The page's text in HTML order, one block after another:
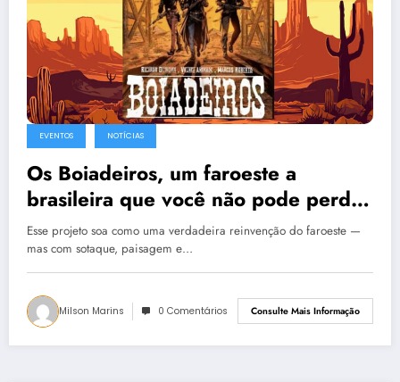
EVENTOS NOTÍCIAS
Os Boiadeiros, um faroeste a
brasileira que você não pode perder
– no Catarse
Esse projeto soa como uma verdadeira reinvenção do faroeste —
mas com sotaque, paisagem e…
Milson Marins 0 Comentários Consulte Mais Informação